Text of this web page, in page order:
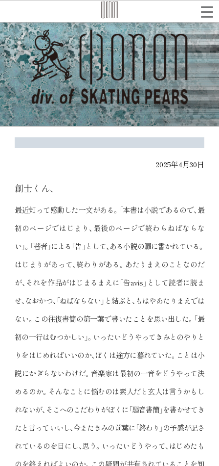
テ
ン
ツ
へ
ス
キ
ッ
プ
検
索
2025年4月30日
創士くん、
最近知って感動した一文がある。「本書は小説であるので、最
初のページではじまり、最後のページで終わらねばならな
い」。「著者」による「告」として、ある小説の扉に書かれている。
はじまりがあって、終わりがある。あたりまえのことなのだ
が、それを作品がはじまるまえに「告avis」として読者に読ま
せ、なおかつ、「ねばならない」と結ぶと、もはやあたりまえでは
ない。この往復書簡の第一葉で書いたことを思い出した。「最
初の一行はむつかしい」。いったいどうやってきみとのやりと
りをはじめればいいのか、ぼくは途方に暮れていた。ことは小
説にかぎらないわけだ。音楽家は最初の一音をどうやって決
めるのか。そんなことに悩むのは素人だと玄人は言うかもし
れないが、そこへのこだわりがぼくに「騒音書簡」を書かせてき
たと言っていいし、今またきみの前葉に「終わり」の予感が記さ
れているのを目にし、思う。いったいどうやって、はじめたも
のを終えればよいのか。この疑問が共有されていることを知